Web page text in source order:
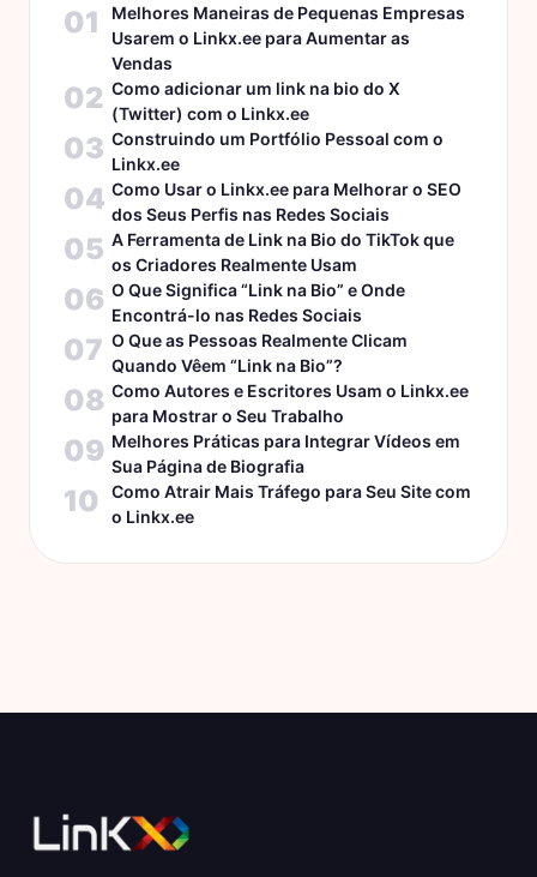
01
Melhores Maneiras de Pequenas Empresas
Usarem o Linkx.ee para Aumentar as
Vendas
02 Como adicionar um link na bio do X
(Twitter) com o Linkx.ee
03 Construindo um Portfólio Pessoal com o
Linkx.ee
04 Como Usar o Linkx.ee para Melhorar o SEO
dos Seus Perfis nas Redes Sociais
05 A Ferramenta de Link na Bio do TikTok que
os Criadores Realmente Usam
06 O Que Significa “Link na Bio” e Onde
Encontrá-lo nas Redes Sociais
07 O Que as Pessoas Realmente Clicam
Quando Vêem “Link na Bio”?
08 Como Autores e Escritores Usam o Linkx.ee
para Mostrar o Seu Trabalho
09 Melhores Práticas para Integrar Vídeos em
Sua Página de Biografia
10
Como Atrair Mais Tráfego para Seu Site com
o Linkx.ee